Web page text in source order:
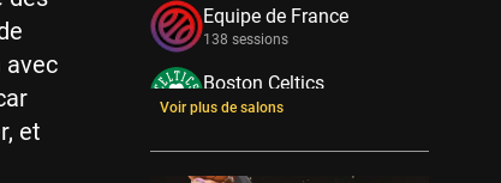
avec
et
Equipe de France
138 sessions
Boston Celtics
133 sessions
New York Knicks
114 sessions
Voir plus de salons